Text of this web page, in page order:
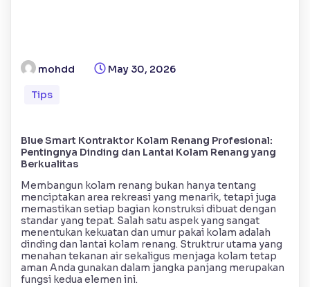
mohdd May 30, 2026
Tips
Blue Smart Kontraktor Kolam Renang Profesional:
Pentingnya Dinding dan Lantai Kolam Renang yang
Berkualitas
Membangun kolam renang bukan hanya tentang
menciptakan area rekreasi yang menarik, tetapi juga
memastikan setiap bagian konstruksi dibuat dengan
standar yang tepat. Salah satu aspek yang sangat
menentukan kekuatan dan umur pakai kolam adalah
dinding dan lantai kolam renang. Struktrur utama yang
menahan tekanan air sekaligus menjaga kolam tetap
aman Anda gunakan dalam jangka panjang merupakan
fungsi kedua elemen ini.